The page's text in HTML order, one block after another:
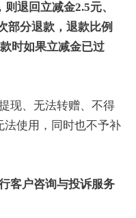
退回立减金2.5元、
部分退款，退款比例
时如果立减金已过
现、无法转赠、不得
法使用，同时也不予补
客户咨询与投诉服务